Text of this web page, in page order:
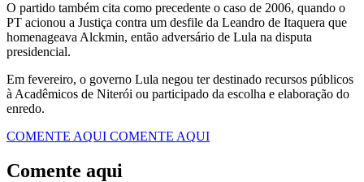
O partido também cita como precedente o caso de 2006, quando o
PT acionou a Justiça contra um desfile da Leandro de Itaquera que
homenageava Alckmin, então adversário de Lula na disputa
presidencial.
Em fevereiro, o governo Lula negou ter destinado recursos públicos
à Acadêmicos de Niterói ou participado da escolha e elaboração do
enredo.
COMENTE AQUI COMENTE AQUI
Comente aqui